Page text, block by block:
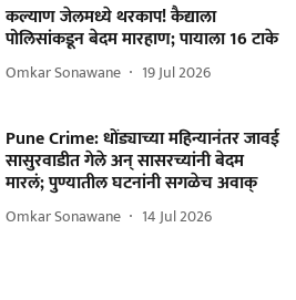
कल्याण जेलमध्ये थरकाप! कैद्याला
पोलिसांकडून बेदम मारहाण; पायाला 16 टाके
Omkar Sonawane 19 Jul 2026
Pune Crime: धोंड्याच्या महिन्यानंतर जावई
सासुरवाडीत गेले अन् सासरच्यांनी बेदम
मारलं; पुण्यातील घटनांनी सगळेच अवाक्
Omkar Sonawane 14 Jul 2026